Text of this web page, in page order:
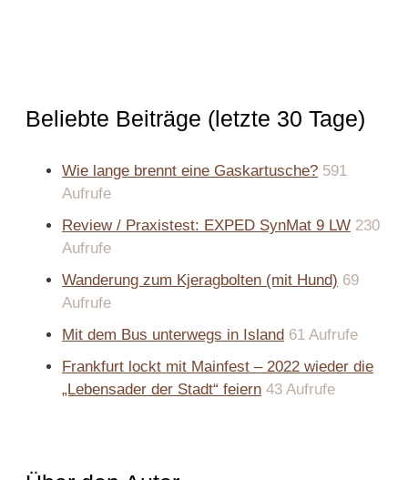
Beliebte Beiträge (letzte 30 Tage)
Wie lange brennt eine Gaskartusche? 591
Aufrufe
Review / Praxistest: EXPED SynMat 9 LW 230
Aufrufe
Wanderung zum Kjeragbolten (mit Hund) 69
Aufrufe
Mit dem Bus unterwegs in Island 61 Aufrufe
Frankfurt lockt mit Mainfest – 2022 wieder die
„Lebensader der Stadt“ feiern 43 Aufrufe